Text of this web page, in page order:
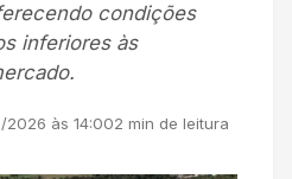
condições
inferiores às
2026 às 14:002 min de leitura